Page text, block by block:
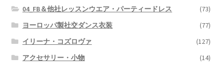
04_FB＆他社レッスンウエア・パーティードレス
(73)
ヨーロッパ製社交ダンス衣装
(77)
イリーナ・コズロヴァ
(127)
アクセサリー・小物
(14)